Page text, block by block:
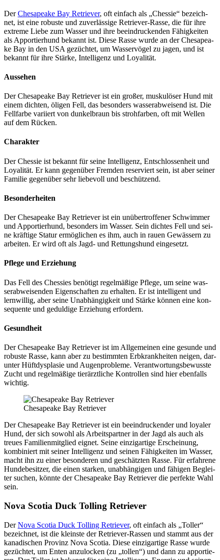
DerChe­s­apea­ke Bay Retrie­ver, oft ein­fach als „Ches­sie“ bezeich­
net, ist eine robus­te und zuver­läs­si­ge Retrie­ver-Ras­se, die für ihre
extre­me Lie­be zum Was­ser und ihre beein­dru­cken­den Fähig­kei­ten
als Appor­tier­hund bekannt ist. Die­se Ras­se wur­de an der Che­s­apea­
ke Bay in den USA gezüch­tet, um Was­ser­vö­gel zu jagen, und ist
bekannt für ihre Stär­ke, Intel­li­genz und Loya­li­tät.
Aus­se­hen
Der Che­s­apea­ke Bay Retrie­ver ist ein gro­ßer, mus­ku­lö­ser Hund mit
einem dich­ten, öli­gen Fell, das beson­ders was­ser­ab­wei­send ist. Die
Fell­far­be vari­iert von dun­kel­braun bis stroh­far­ben, oft mit Wel­len
auf dem Rücken.
Cha­rak­ter
Der Ches­sie ist bekannt für sei­ne Intel­li­genz, Ent­schlos­sen­heit und
Loya­li­tät. Er kann gegen­über Frem­den reser­viert sein, ist aber sei­ner
Fami­lie gegen­über sehr lie­be­voll und beschüt­zend.
Beson­der­hei­ten
Der Che­s­apea­ke Bay Retrie­ver ist ein unüber­trof­fe­ner Schwim­mer
und Appor­tier­hund, beson­ders im Was­ser. Sein dich­tes Fell und sei­
ne kräf­ti­ge Sta­tur ermög­li­chen es ihm, auch in rau­en Gewäs­sern zu
arbei­ten. Er wird oft als Jagd- und Ret­tungs­hund ein­ge­setzt.
Pfle­ge und Erzie­hung
Das Fell des Ches­sies benö­tigt regel­mä­ßi­ge Pfle­ge, um sei­ne was­
ser­ab­wei­sen­den Eigen­schaf­ten zu erhal­ten. Er ist intel­li­gent und
lern­wil­lig, aber sei­ne Unab­hän­gig­keit und Stär­ke kön­nen eine kon­
se­quen­te und gedul­di­ge Erzie­hung erfor­dern.
Gesund­heit
Der Che­s­apea­ke Bay Retrie­ver ist im All­ge­mei­nen eine gesun­de und
robus­te Ras­se, kann aber zu bestimm­ten Erb­krank­hei­ten nei­gen, dar­
un­ter Hüft­dys­pla­sie und Augen­pro­ble­me. Ver­ant­wor­tungs­be­wuss­te
Zucht und regel­mä­ßi­ge tier­ärzt­li­che Kon­trol­len sind hier eben­falls
wich­tig.
Che­s­apea­ke Bay Retrie­ver
Der Che­s­apea­ke Bay Retrie­ver ist ein beein­dru­cken­der und loya­ler
Hund, der sich sowohl als Arbeits­part­ner in der Jagd als auch als
treu­es Fami­li­en­mit­glied eig­net. Sei­ne ein­zig­ar­ti­ge Erschei­nung,
kom­bi­niert mit sei­ner Intel­li­genz und sei­nen Fähig­kei­ten im Was­ser,
macht ihn zu einer beson­de­ren und geschätz­ten Ras­se. Für erfah­re­ne
Hun­de­be­sit­zer, die einen star­ken, unab­hän­gi­gen und fähi­gen Beglei­
ter suchen, könn­te der Che­s­apea­ke Bay Retrie­ver die per­fek­te Wahl
sein.
Nova Sco­tia Duck Tol­ling Retrie­ver
DerNova Sco­tia Duck Tol­ling Retrie­ver, oft ein­fach als „Tol­ler“
bezeich­net, ist die kleins­te der Retrie­ver-Ras­sen und stammt aus der
kana­di­schen Pro­vinz Nova Sco­tia. Die­se ein­zig­ar­ti­ge Ras­se wur­de
gezüch­tet, um Enten anzu­lo­cken (zu „tol­len“) und dann zu appor­tie­